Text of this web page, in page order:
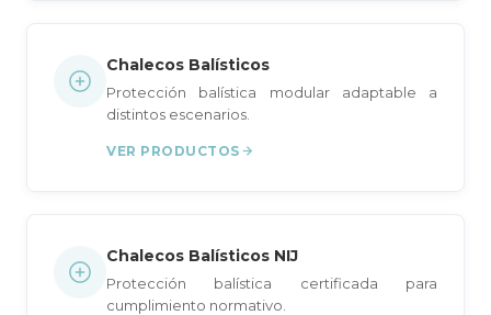
Chalecos Balísticos
Protección balística modular adaptable a
distintos escenarios.
VER PRODUCTOS
Chalecos Balísticos NIJ
Protección balística certificada para
cumplimiento normativo.